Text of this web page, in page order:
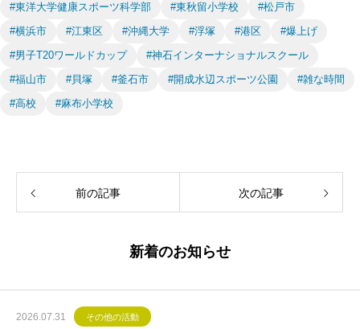
#東洋大学健康スポーツ科学部
#東秋留小学校
#松戸市
#横浜市
#江東区 #沖縄大学 #浮塚 #港区
#爆上げ
#男子T20ワールドカップ
#神石インターナショナルスクール
#福山市
#貝塚 #釜石市 #開成水辺スポーツ公園
#雑な時間
#高校
#麻布小学校
前の記事 次の記事
新着のお知らせ
2026.07.31 その他の活動